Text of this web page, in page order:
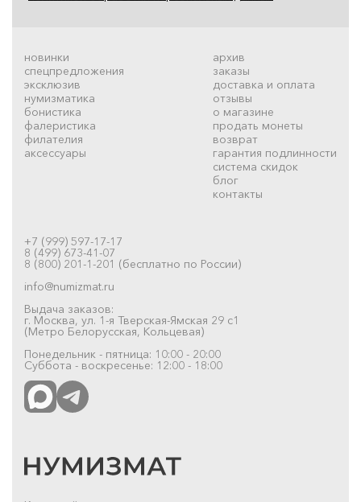
новинки
спецпредложения
эксклюзив
нумизматика
бонистика
фалеристика
филателия
аксессуары
архив
заказы
доставка и оплата
отзывы
о магазине
продать монеты
возврат
гарантия подлинности
система скидок
блог
контакты
+7 (999) 597-17-17
8 (499) 673-41-07
8 (800) 201-1-201 (бесплатно по России)
info@numizmat.ru
Выдача заказов:
г. Москва, ул. 1-я Тверская-Ямская 29 с1
(Метро Белорусская, Кольцевая)
Понедельник - пятница: 10:00 - 20:00
Суббота - воскресенье: 12:00 - 18:00